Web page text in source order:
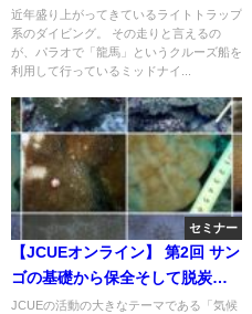
を探る 〜ガイドとして語る「ミ
ッドナイトダイブ（MND）の魅
力」〜 簡易レポート
近年盛り上がってきているライトトラップ
系のダイビング。 その走りと言えるの
が、パラオで「龍馬」というクルーズ船を
利用して行っているミッドナイ...
セミナー
【JCUEオンライン】 第2回 サン
ゴの基礎から保全そして脱炭素
社会に向けて
JCUEの活動の大きなテーマである「気候